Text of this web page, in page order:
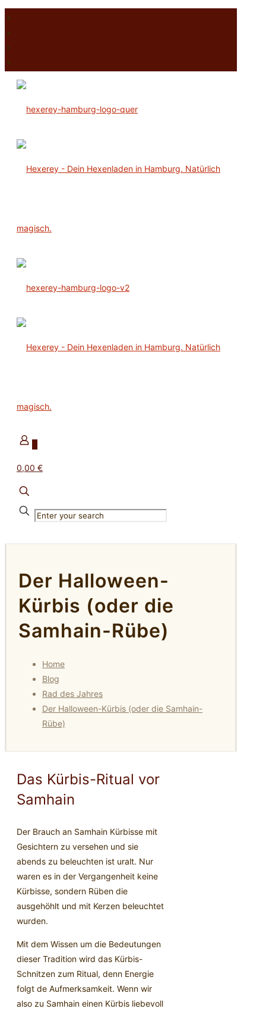
0,00 €
Der Halloween-
Kürbis (oder die
Samhain-Rübe)
Home
Blog
Rad des Jahres
Der Halloween-Kürbis (oder die Samhain-
Rübe)
Das Kürbis-Ritual vor
Samhain
Der Brauch an Samhain Kürbisse mit
Gesichtern zu versehen und sie
abends zu beleuchten ist uralt. Nur
waren es in der Vergangenheit keine
Kürbisse, sondern Rüben die
ausgehöhlt und mit Kerzen beleuchtet
wurden.
Mit dem Wissen um die Bedeutungen
dieser Tradition wird das Kürbis-
Schnitzen zum Ritual, denn Energie
folgt de Aufmerksamkeit. Wenn wir
also zu Samhain einen Kürbis liebevoll